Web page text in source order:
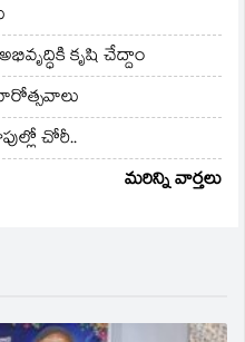
కృషి చేద్దాం
చోరీ..
మరిన్ని వార్తలు